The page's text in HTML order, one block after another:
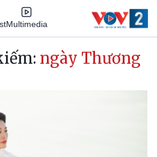
Multimedia
ngày Thương